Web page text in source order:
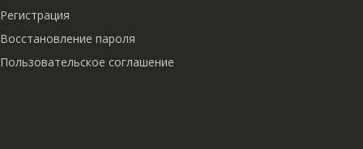
Регистрация
Восстановление пароля
Пользовательское соглашение